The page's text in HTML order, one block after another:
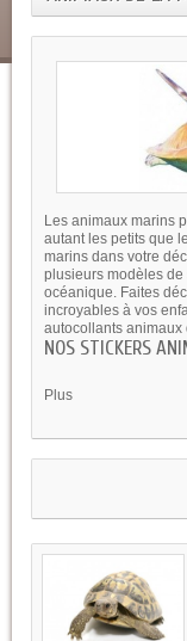
Les animaux marins
autant les petits que
marins dans votre
plusieurs modèles de
océanique. Faites
incroyables à vos
autocollants animaux
NOS STICKERS
Plus